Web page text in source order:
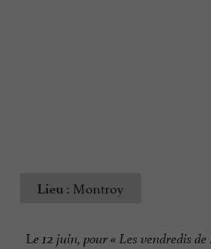
Lieu : Montroy
Le 12 juin, pour « Les vendredis